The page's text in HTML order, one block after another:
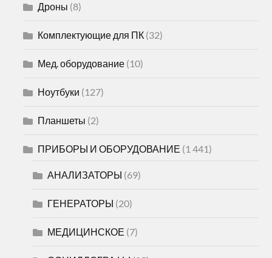
Дроны (8)
Комплектующие для ПК (32)
Мед. оборудование (10)
Ноутбуки (127)
Планшеты (2)
ПРИБОРЫ И ОБОРУДОВАНИЕ (1 441)
АНАЛИЗАТОРЫ (69)
ГЕНЕРАТОРЫ (20)
МЕДИЦИНСКОЕ (7)